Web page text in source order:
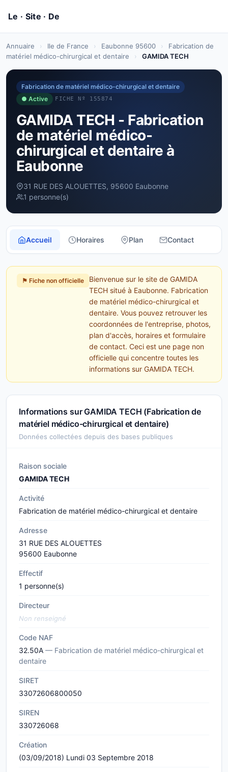
Annuaire › Ile de France › Eaubonne 95600 ›
Fabrication de
matériel médico-chirurgical et dentaire
› GAMIDA TECH
Fabrication de matériel médico-chirurgical et dentaire
● Active
FICHE Nº 155874
GAMIDA TECH - Fabrication
de matériel médico-
chirurgical et dentaire à
Eaubonne
31 RUE DES ALOUETTES, 95600 Eaubonne
1 personne(s)
Accueil Horaires Plan Contact
⚑ Fiche non officielle
Bienvenue sur le site de GAMIDA
TECH situé à Eaubonne. Fabrication
de matériel médico-chirurgical et
dentaire. Vous pouvez retrouver les
coordonnées de l'entreprise, photos,
plan d'accès, horaires et formulaire
de contact. Ceci est une page non
officielle qui concentre toutes les
informations sur GAMIDA TECH.
Informations sur GAMIDA TECH (Fabrication de
matériel médico-chirurgical et dentaire)
Données collectées depuis des bases publiques
Raison sociale
GAMIDA TECH
Activité
Fabrication de matériel médico-chirurgical et dentaire
Adresse
31 RUE DES ALOUETTES
95600 Eaubonne
Effectif
1 personne(s)
Directeur
Non renseigné
Code NAF
32.50A — Fabrication de matériel médico-chirurgical et
dentaire
SIRET
33072606800050
SIREN
330726068
Création
(03/09/2018) Lundi 03 Septembre 2018